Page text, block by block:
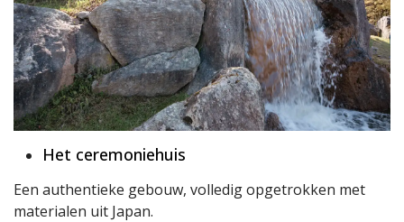
Het ceremoniehuis
Een authentieke gebouw, volledig opgetrokken met
materialen uit Japan.